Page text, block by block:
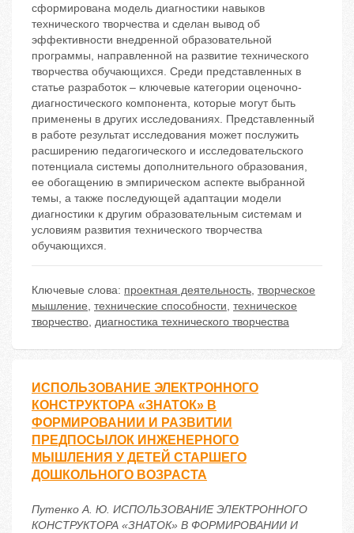
сформирована модель диагностики навыков
технического творчества и сделан вывод об
эффективности внедренной образовательной
программы, направленной на развитие технического
творчества обучающихся. Среди представленных в
статье разработок – ключевые категории оценочно-
диагностического компонента, которые могут быть
применены в других исследованиях. Представленный
в работе результат исследования может послужить
расширению педагогического и исследовательского
потенциала системы дополнительного образования,
ее обогащению в эмпирическом аспекте выбранной
темы, а также последующей адаптации модели
диагностики к другим образовательным системам и
условиям развития технического творчества
обучающихся.
Ключевые слова: проектная деятельность, творческое
мышление, технические способности, техническое
творчество, диагностика технического творчества
ИСПОЛЬЗОВАНИЕ ЭЛЕКТРОННОГО
КОНСТРУКТОРА «ЗНАТОК» В
ФОРМИРОВАНИИ И РАЗВИТИИ
ПРЕДПОСЫЛОК ИНЖЕНЕРНОГО
МЫШЛЕНИЯ У ДЕТЕЙ СТАРШЕГО
ДОШКОЛЬНОГО ВОЗРАСТА
Путенко А. Ю. ИСПОЛЬЗОВАНИЕ ЭЛЕКТРОННОГО
КОНСТРУКТОРА «ЗНАТОК» В ФОРМИРОВАНИИ И